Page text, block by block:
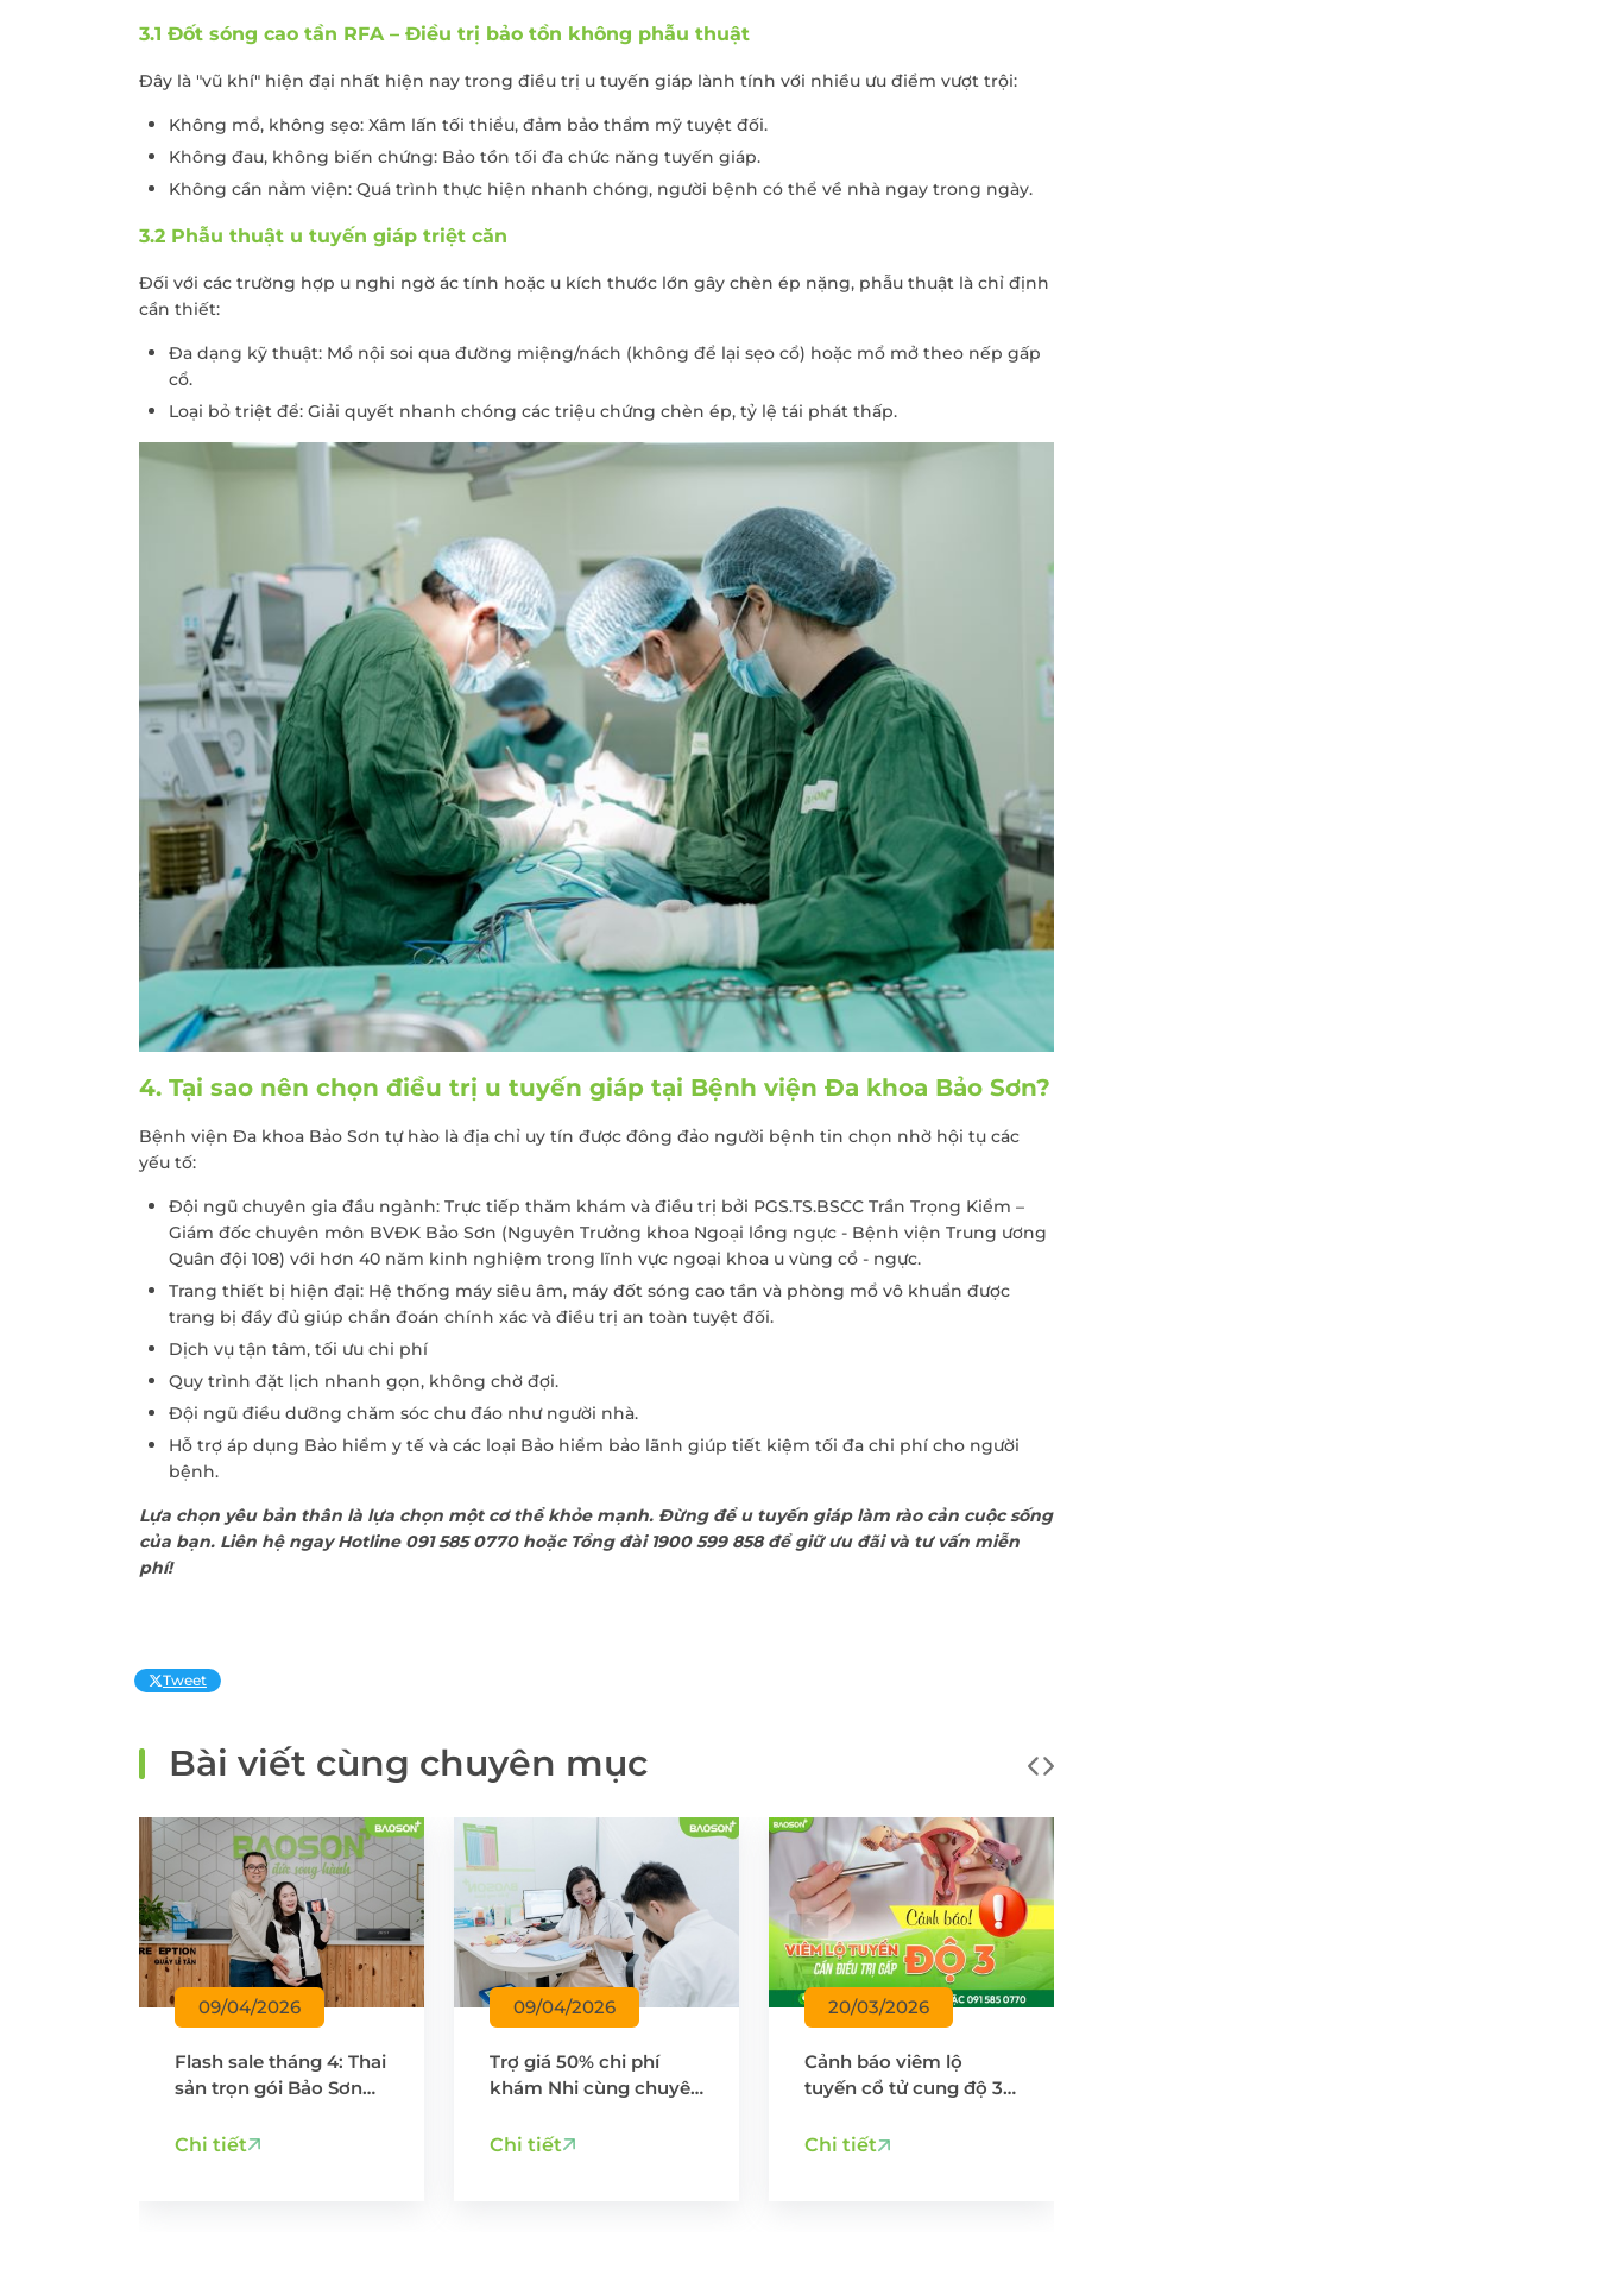
ĐĂNG KÝ KHÁM
3.1 Đốt sóng cao tần RFA – Điều trị bảo tồn không phẫu thuật
Đây là "vũ khí" hiện đại nhất hiện nay trong điều trị u tuyến giáp lành tính với nhiều ưu điểm vượt trội:
Không mổ, không sẹo: Xâm lấn tối thiểu, đảm bảo thẩm mỹ tuyệt đối.
Không đau, không biến chứng: Bảo tồn tối đa chức năng tuyến giáp.
Không cần nằm viện: Quá trình thực hiện nhanh chóng, người bệnh có thể về nhà ngay trong ngày.
3.2 Phẫu thuật u tuyến giáp triệt căn
Đối với các trường hợp u nghi ngờ ác tính hoặc u kích thước lớn gây chèn ép nặng, phẫu thuật là chỉ định
cần thiết:
Đa dạng kỹ thuật: Mổ nội soi qua đường miệng/nách (không để lại sẹo cổ) hoặc mổ mở theo nếp gấp
cổ.
Loại bỏ triệt để: Giải quyết nhanh chóng các triệu chứng chèn ép, tỷ lệ tái phát thấp.
4. Tại sao nên chọn điều trị u tuyến giáp tại Bệnh viện Đa khoa Bảo Sơn?
Bệnh viện Đa khoa Bảo Sơn tự hào là địa chỉ uy tín được đông đảo người bệnh tin chọn nhờ hội tụ các
yếu tố:
Đội ngũ chuyên gia đầu ngành: Trực tiếp thăm khám và điều trị bởi PGS.TS.BSCC Trần Trọng Kiểm –
Giám đốc chuyên môn BVĐK Bảo Sơn (Nguyên Trưởng khoa Ngoại lồng ngực - Bệnh viện Trung ương
Quân đội 108) với hơn 40 năm kinh nghiệm trong lĩnh vực ngoại khoa u vùng cổ - ngực.
Trang thiết bị hiện đại: Hệ thống máy siêu âm, máy đốt sóng cao tần và phòng mổ vô khuẩn được
trang bị đầy đủ giúp chẩn đoán chính xác và điều trị an toàn tuyệt đối.
Dịch vụ tận tâm, tối ưu chi phí
Quy trình đặt lịch nhanh gọn, không chờ đợi.
Đội ngũ điều dưỡng chăm sóc chu đáo như người nhà.
Hỗ trợ áp dụng Bảo hiểm y tế và các loại Bảo hiểm bảo lãnh giúp tiết kiệm tối đa chi phí cho người
bệnh.
Lựa chọn yêu bản thân là lựa chọn một cơ thể khỏe mạnh. Đừng để u tuyến giáp làm rào cản cuộc sống
của bạn. Liên hệ ngay Hotline 091 585 0770 hoặc Tổng đài 1900 599 858 để giữ ưu đãi và tư vấn miễn
phí!
Tweet
Bài viết cùng chuyên mục
09/04/2026
Flash sale tháng 4: Thai
sản trọn gói Bảo Sơn
phí
Chi tiết
09/04/2026
Trợ giá 50% chi phí
khám Nhi cùng chuyên
ốm lúc chuyển mùa
Chi tiết
20/03/2026
Cảnh báo viêm lộ
tuyến cổ tử cung độ 3:
tránh biến chứng nguy
Chi tiết